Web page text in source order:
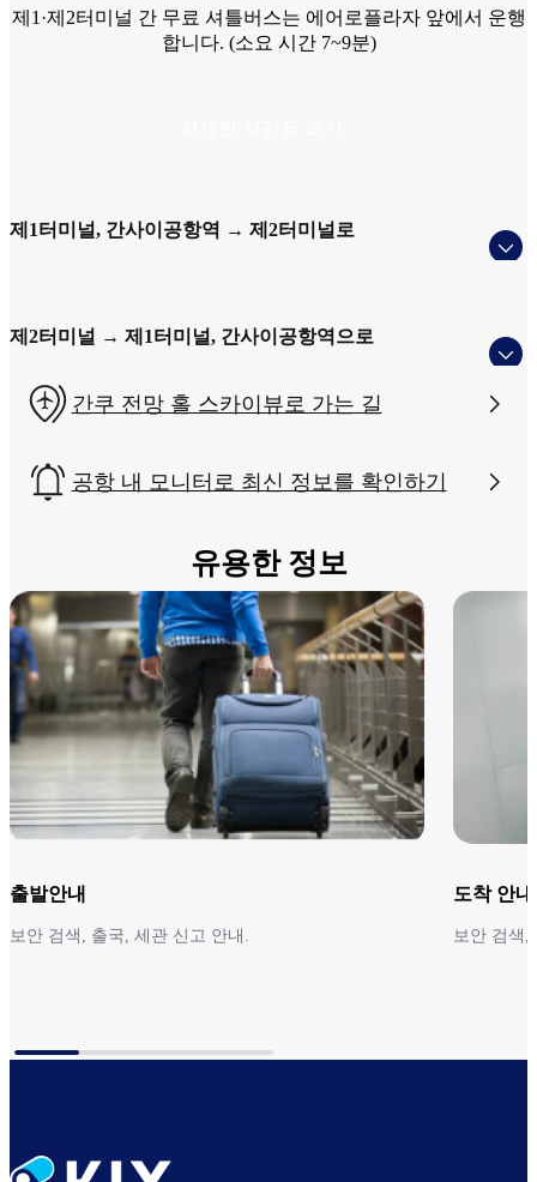
제1·제2터미널 간 무료 셔틀버스는 에어로플라자 앞에서 운행
합니다. (소요 시간 7~9분)
제1터미널, 간사이공항역 → 제2터미널로
제2터미널 → 제1터미널, 간사이공항역으로
간쿠 전망 홀 스카이뷰로 가는 길
공항 내 모니터로 최신 정보를 확인하기
유용한 정보
출발안내
보안 검색, 출국, 세관 신고 안내.
도착 안내
보안 검색,